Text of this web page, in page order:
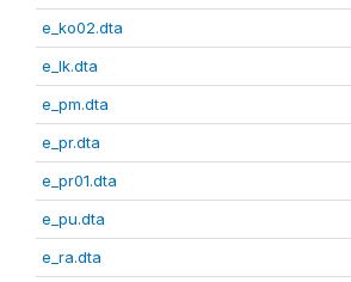
e_ko02.dta
e_lk.dta
e_pm.dta
e_pr.dta
e_pr01.dta
e_pu.dta
e_ra.dta